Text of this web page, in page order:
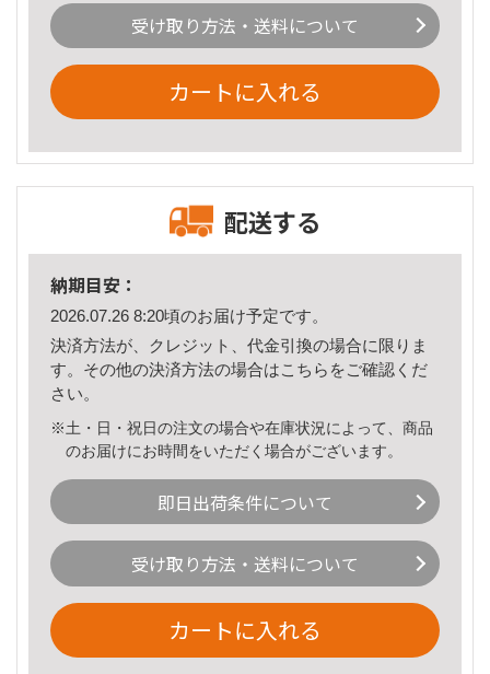
受け取り方法・送料について
カートに入れる
配送する
納期目安：
2026.07.26 8:20頃のお届け予定です。
決済方法が、クレジット、代金引換の場合に限りま
す。その他の決済方法の場合はこちら をご確認くだ
さい。
※土・日・祝日の注文の場合や在庫状況によって、商品
のお届けにお時間をいただく場合がございます。
即日出荷条件について
受け取り方法・送料について
カートに入れる